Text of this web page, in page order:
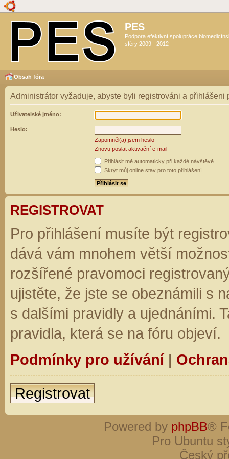
PES
Podpora efektivní spolupráce
sféry 2009 - 2012
Obsah fóra
Administrátor vyžaduje, abyste byli registrováni a přihlášeni
Uživatelské jméno:
Heslo:
Zapomněl(a) jsem heslo
Znovu poslat aktivační e-mail
Přihlásit mě automaticky při každé návštěvě
Skrýt můj online stav pro toto přihlášení
REGISTROVAT
Pro přihlášení musíte být
dává vám mnohem větší
rozšířené pravomoci
ujistěte, že jste se obeznámili s
s dalšími pravidly a ujednáními.
pravidla, která se na fóru objeví.
Podmínky pro užívání|
Registrovat
Powered by phpBB®
Pro Ubuntu
Český